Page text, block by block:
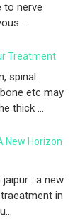
to nerve
...
Treatment
spinal
etc may
thick ...
New Horizon
: a new
in